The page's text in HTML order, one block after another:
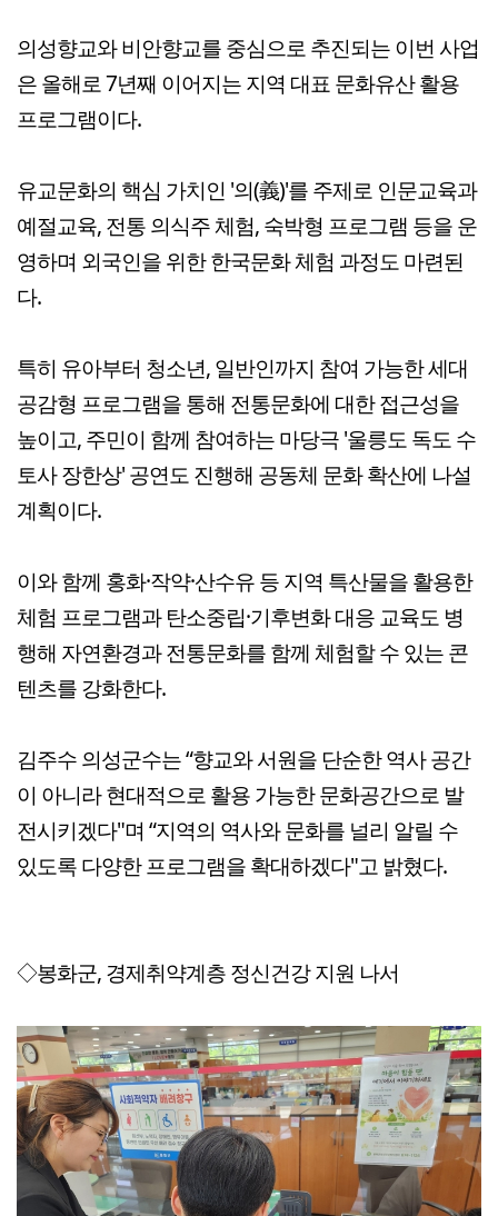
의성향교와 비안향교를 중심으로 추진되는 이번 사업
은 올해로 7년째 이어지는 지역 대표 문화유산 활용
프로그램이다.
유교문화의 핵심 가치인 '의(義)'를 주제로 인문교육과
예절교육, 전통 의식주 체험, 숙박형 프로그램 등을 운
영하며 외국인을 위한 한국문화 체험 과정도 마련된
다.
특히 유아부터 청소년, 일반인까지 참여 가능한 세대
공감형 프로그램을 통해 전통문화에 대한 접근성을
높이고, 주민이 함께 참여하는 마당극 '울릉도 독도 수
토사 장한상' 공연도 진행해 공동체 문화 확산에 나설
계획이다.
이와 함께 홍화·작약·산수유 등 지역 특산물을 활용한
체험 프로그램과 탄소중립·기후변화 대응 교육도 병
행해 자연환경과 전통문화를 함께 체험할 수 있는 콘
텐츠를 강화한다.
김주수 의성군수는 “향교와 서원을 단순한 역사 공간
이 아니라 현대적으로 활용 가능한 문화공간으로 발
전시키겠다"며 “지역의 역사와 문화를 널리 알릴 수
있도록 다양한 프로그램을 확대하겠다"고 밝혔다.
◇봉화군, 경제취약계층 정신건강 지원 나서